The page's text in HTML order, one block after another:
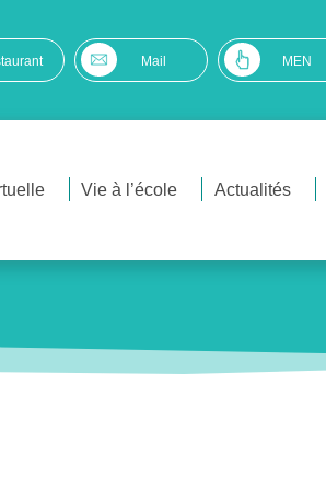
Mail MEN
Vie à l’école Actualités